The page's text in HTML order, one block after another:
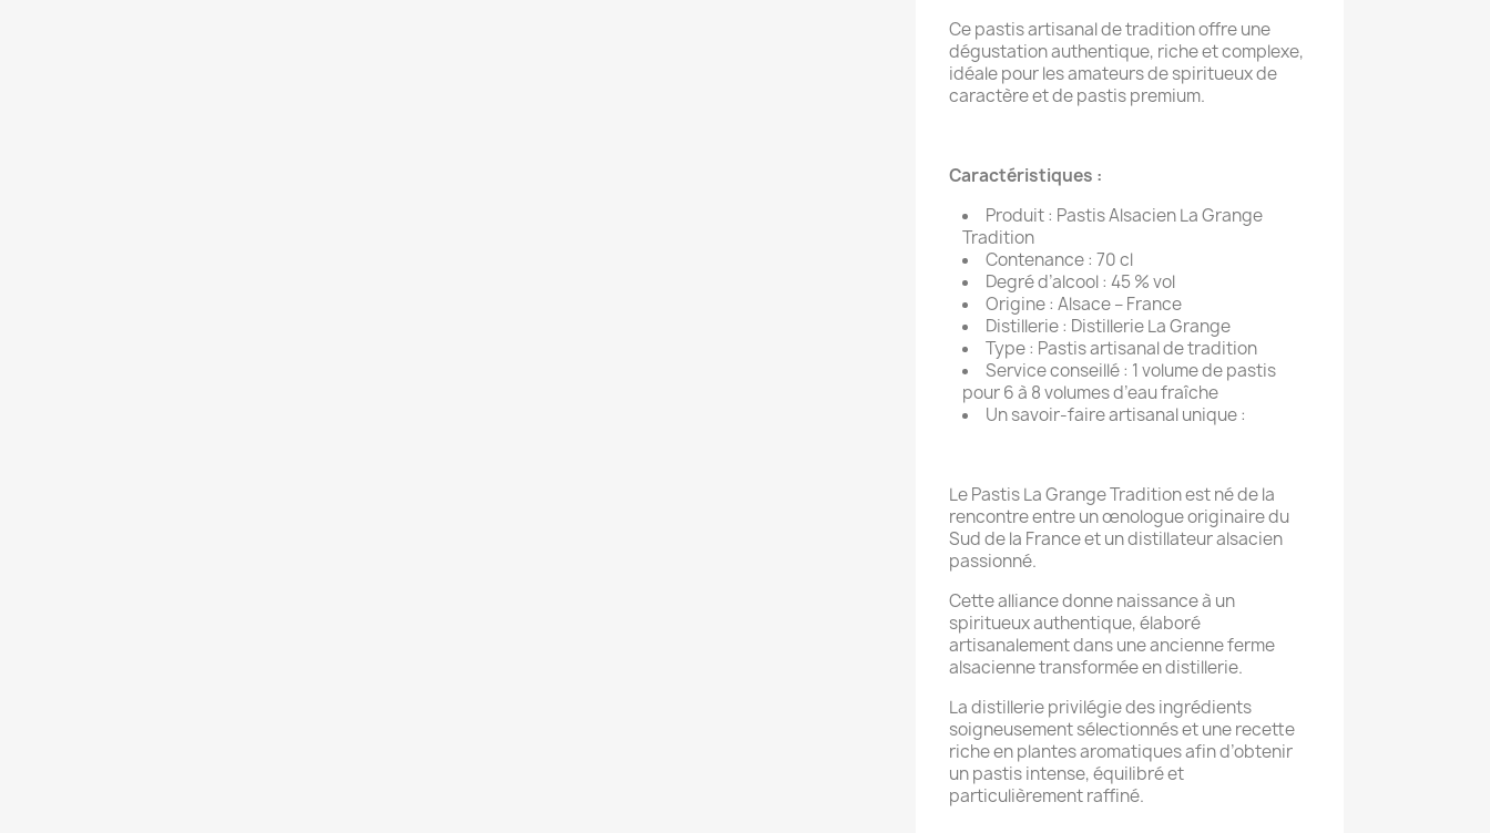
Ce pastis artisanal de tradition offre une
dégustation authentique, riche et complexe,
idéale pour les amateurs de spiritueux de
caractère et de pastis premium.
Caractéristiques :
Produit : Pastis Alsacien La Grange
Tradition
Contenance : 70 cl
Degré d’alcool : 45 % vol
Origine : Alsace – France
Distillerie : Distillerie La Grange
Type : Pastis artisanal de tradition
Service conseillé : 1 volume de pastis
pour 6 à 8 volumes d’eau fraîche
Un savoir-faire artisanal unique :
Le Pastis La Grange Tradition est né de la
rencontre entre un œnologue originaire du
Sud de la France et un distillateur alsacien
passionné.
Cette alliance donne naissance à un
spiritueux authentique, élaboré
artisanalement dans une ancienne ferme
alsacienne transformée en distillerie.
La distillerie privilégie des ingrédients
soigneusement sélectionnés et une recette
riche en plantes aromatiques afin d’obtenir
un pastis intense, équilibré et
particulièrement raffiné.